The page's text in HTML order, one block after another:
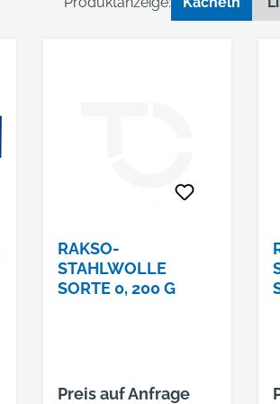
RAKSO-
STAHLWOLLE
SORTE 0, 200 G
Preis auf Anfrage